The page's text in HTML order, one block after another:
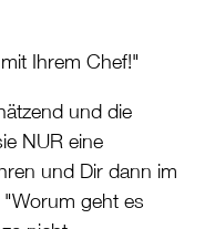
Ihrem Chef!"
und die
NUR eine
und Dir dann im
"Worum geht es